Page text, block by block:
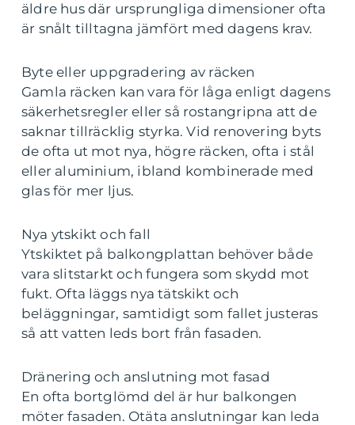
äldre hus där ursprungliga dimensioner ofta
är snålt tilltagna jämfört med dagens krav.
Byte eller uppgradering av räcken
Gamla räcken kan vara för låga enligt dagens
säkerhetsregler eller så rostangripna att de
saknar tillräcklig styrka. Vid renovering byts
de ofta ut mot nya, högre räcken, ofta i stål
eller aluminium, ibland kombinerade med
glas för mer ljus.
Nya ytskikt och fall
Ytskiktet på balkongplattan behöver både
vara slitstarkt och fungera som skydd mot
fukt. Ofta läggs nya tätskikt och
beläggningar, samtidigt som fallet justeras
så att vatten leds bort från fasaden.
Dränering och anslutning mot fasad
En ofta bortglömd del är hur balkongen
möter fasaden. Otäta anslutningar kan leda